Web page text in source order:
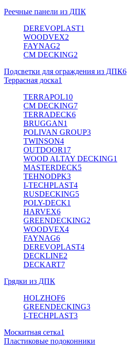
Реечные панели из ДПК
DEREVOPLAST1
WOODVEX2
FAYNAG2
CM DECKING2
Подсветки для ограждения из ДПК6
Террасная доска1
TERRAPOL10
CM DECKING7
TERRADECK6
BRUGGAN1
POLIVAN GROUP3
TWINSON4
OUTDOOR17
WOOD ALTAY DECKING1
MASTERDECK5
TEHNODPK3
I-TECHPLAST4
RUSDECKING5
POLY-DECK1
HARVEX6
GREENDECKING2
WOODVEX4
FAYNAG6
DEREVOPLAST4
DECKLINE2
DECKART7
Грядки из ДПК
HOLZHOF6
GREENDECKING3
I-TECHPLAST3
Москитная сетка1
Пластиковые подоконники